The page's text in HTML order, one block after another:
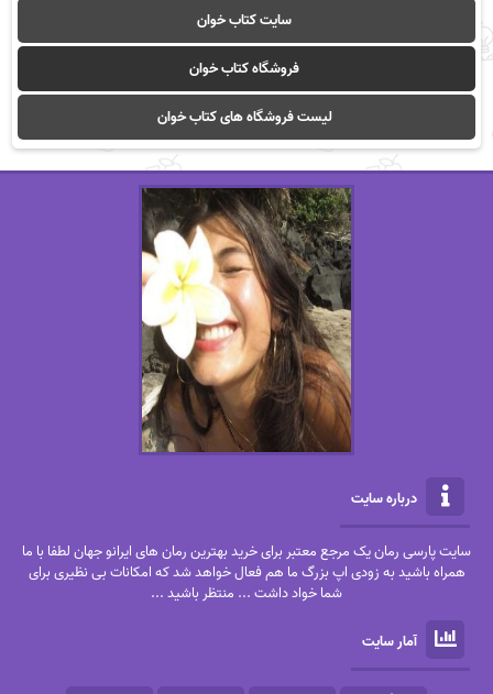
سایت کتاب خوان
فروشگاه کتاب خوان
لیست فروشگاه های کتاب خوان
درباره سایت
سایت پارسی رمان یک مرجع معتبر برای خرید بهترین رمان های ایرانو جهان لطفا با ما
همراه باشید به زودی اپ بزرگ ما هم فعال خواهد شد که امکانات بی نظیری برای
شما خواد داشت ... منتظر باشید ...
آمار سایت